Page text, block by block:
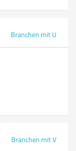
Branchen mit U
Branchen mit V